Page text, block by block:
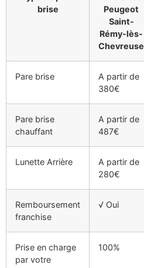
brise
Peugeot
Saint-
Rémy-lès-
Chevreuse
Pare brise
A partir de
380€
Pare brise
chauffant
A partir de
487€
Lunette Arrière
A partir de
280€
Remboursement
franchise
√ Oui
Prise en charge
par votre
100%